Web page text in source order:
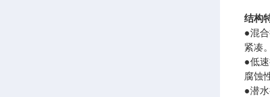
结构
●混
紧凑
●低
腐蚀
●潜